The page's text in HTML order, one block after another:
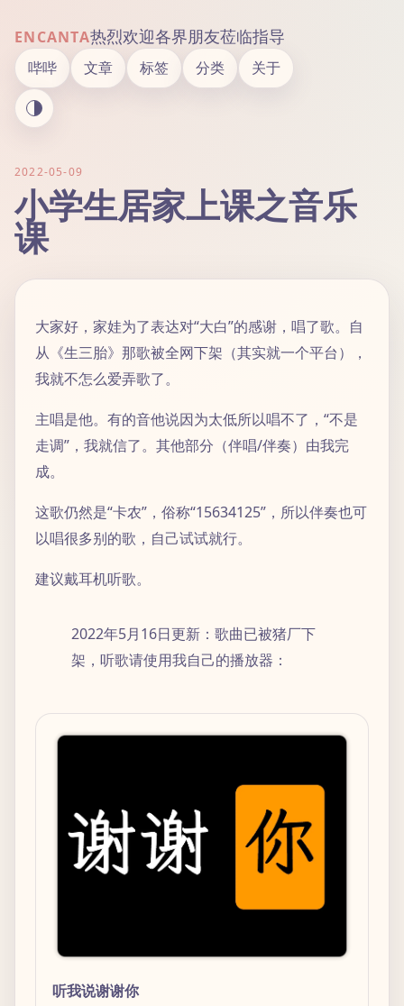
ENCANTA热烈欢迎各界朋友莅临指导
哔哔 文章 标签 分类 关于
2022-05-09
小学生居家上课之音乐
课
大家好，家娃为了表达对“大白”的感谢，唱了歌。自
从《生三胎》那歌被全网下架（其实就一个平台），
我就不怎么爱弄歌了。
主唱是他。有的音他说因为太低所以唱不了，“不是
走调”，我就信了。其他部分（伴唱/伴奏）由我完
成。
这歌仍然是“卡农”，俗称“15634125”，所以伴奏也可
以唱很多别的歌，自己试试就行。
建议戴耳机听歌。
2022年5月16日更新：歌曲已被猪厂下
架，听歌请使用我自己的播放器：
听我说谢谢你